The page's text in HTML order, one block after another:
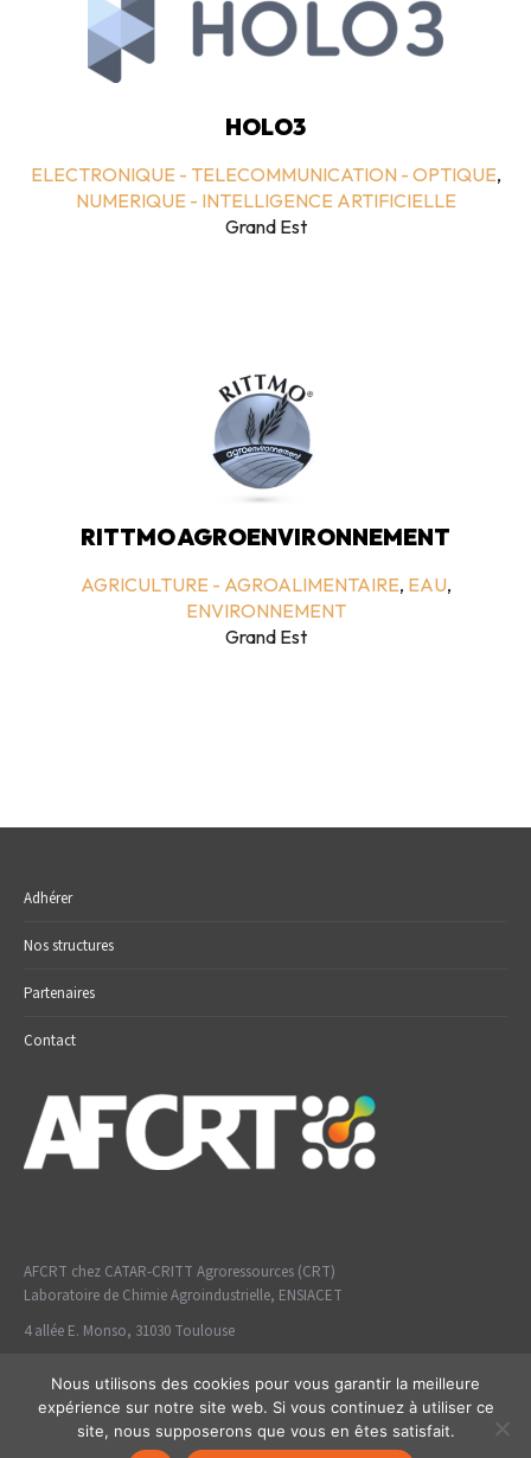
HOLO3
ELECTRONIQUE - TELECOMMUNICATION - OPTIQUE,
NUMERIQUE - INTELLIGENCE ARTIFICIELLE
Grand Est
RITTMO AGROENVIRONNEMENT
AGRICULTURE - AGROALIMENTAIRE, EAU,
ENVIRONNEMENT
Grand Est
Adhérer
Nos structures
Partenaires
Contact
AFCRT chez CATAR-CRITT Agroressources (CRT)
Laboratoire de Chimie Agroindustrielle, ENSIACET
4 allée E. Monso, 31030 Toulouse
Nous utilisons des cookies pour vous garantir la meilleure
expérience sur notre site web. Si vous continuez à utiliser ce
site, nous supposerons que vous en êtes satisfait.